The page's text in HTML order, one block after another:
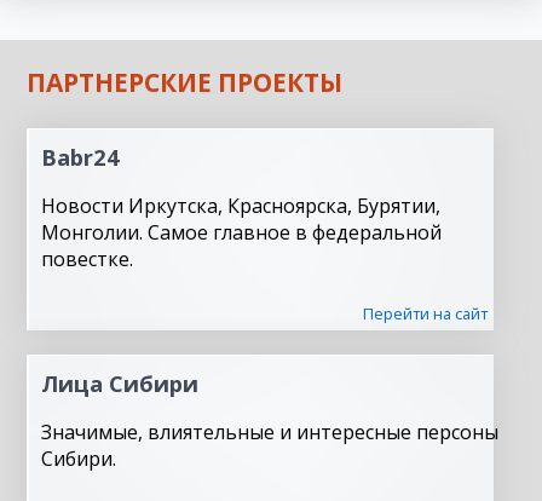
ПАРТНЕРСКИЕ ПРОЕКТЫ
Babr24
Новости Иркутска, Красноярска, Бурятии,
Монголии. Самое главное в федеральной
повестке.
Перейти на сайт
Лица Сибири
Значимые, влиятельные и интересные персоны
Сибири.